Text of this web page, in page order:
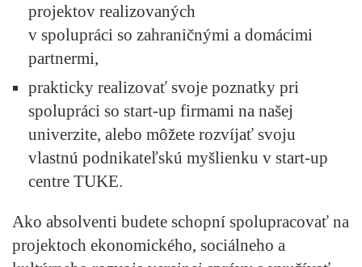
projektov realizovaných
v spolupráci so zahraničnými a domácimi
partnermi,
prakticky realizovať svoje poznatky pri
spolupráci so start-up firmami na našej
univerzite, alebo môžete rozvíjať svoju
vlastnú podnikateľskú myšlienku v start-up
centre TUKE.
Ako absolventi budete schopní spolupracovať na
projektoch ekonomického, sociálneho a